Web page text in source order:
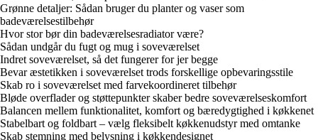
Grønne detaljer: Sådan bruger du planter og vaser som
badeværelsestilbehør
Hvor stor bør din badeværelsesradiator være?
Sådan undgår du fugt og mug i soveværelset
Indret soveværelset, så det fungerer for jer begge
Bevar æstetikken i soveværelset trods forskellige opbevaringsstile
Skab ro i soveværelset med farvekoordineret tilbehør
Bløde overflader og støttepunkter skaber bedre soveværelseskomfort
Balancen mellem funktionalitet, komfort og bæredygtighed i køkkenet
Stabelbart og foldbart – vælg fleksibelt køkkenudstyr med omtanke
Skab stemning med belysning i køkkendesignet